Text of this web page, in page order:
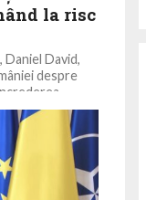
la risc
David,
despre